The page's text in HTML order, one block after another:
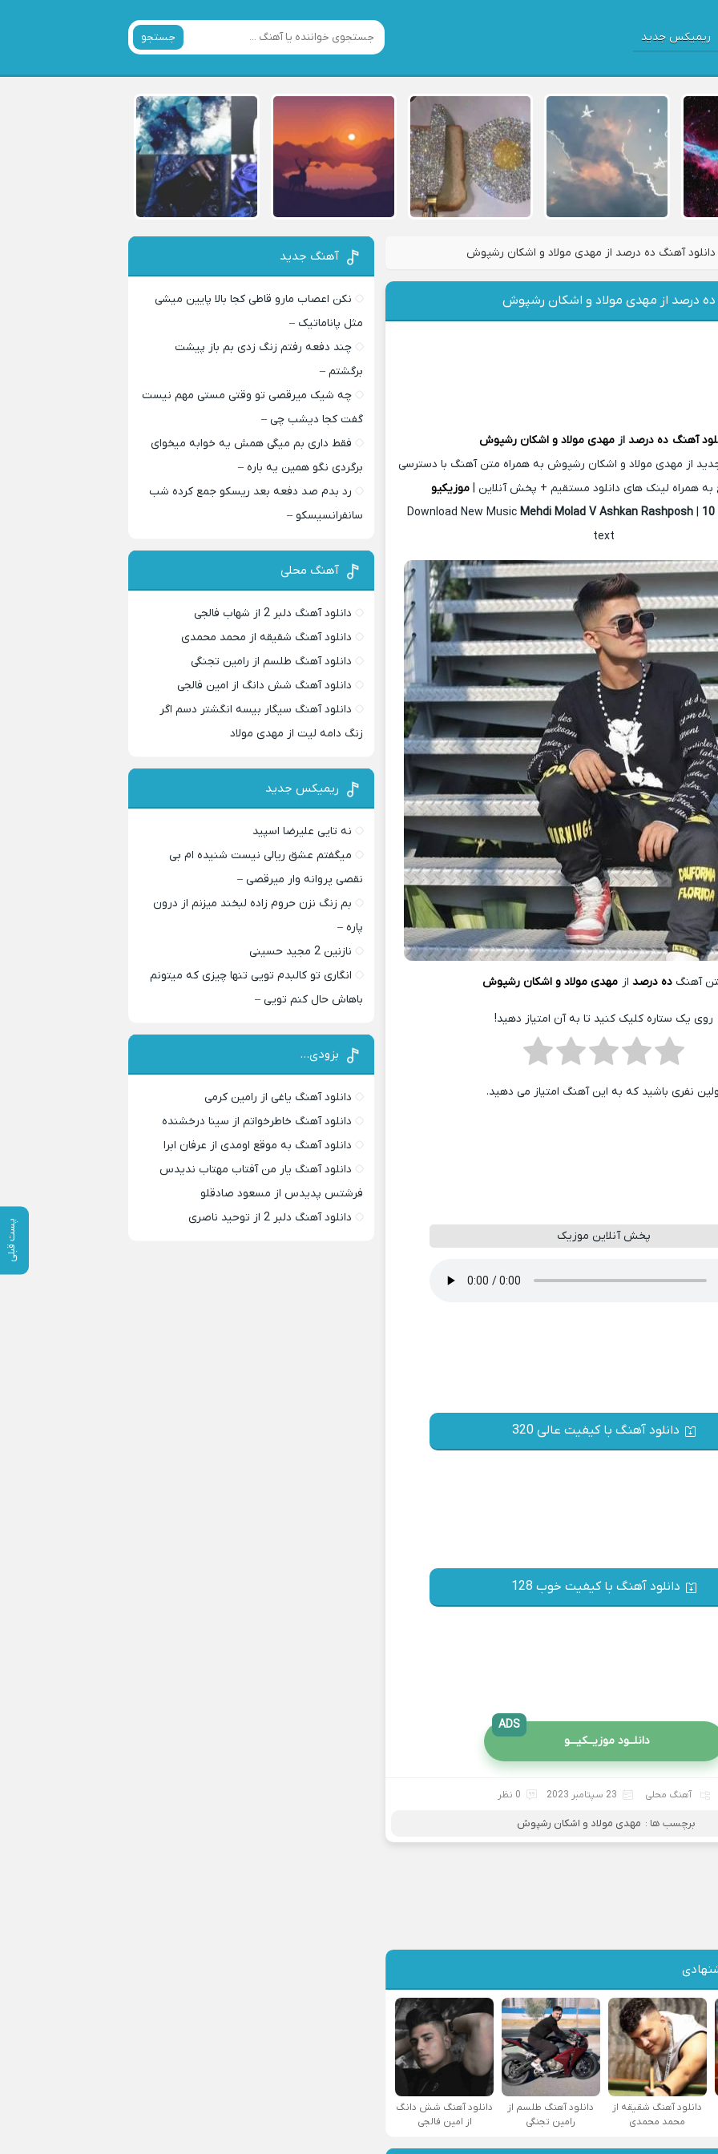
ریمیکس جدید جستجو
دانلود آهنگ ده درصد از مهدی مولاد و اشکان رشپوش
پست قبلی
ده درصد از مهدی مولاد و اشکان رشپوش
آهنگ ده درصد ازمهدی مولاد و اشکان رشپوش
از مهدی مولاد و اشکان رشپوش به همراه متن آهنگ با دسترسی
همراه لینک های دانلود مستقیم + پخش آنلاین | موزیکیو
Download New Music Mehdi Molad V Ashkan Rashposh|
text
آهنگ ده درصد از مهدی مولاد و اشکان رشپوش
روی یک ستاره کلیک کنید تا به آن امتیاز دهید!
نفری باشید که به این آهنگ امتیاز می دهید.
پخش آنلاین موزیک
دانلود آهنگ با کیفیت عالی 320
دانلود آهنگ با کیفیت خوب 128
دانلــود موزیــکیـــو
ADS
آهنگ محلی 23 سپتامبر 2023 0 نظر
برچسب ها : مهدی مولاد و اشکان رشپوش
دانلود آهنگ شقیقه از
محمد محمدی
دانلود آهنگ طلسم از
رامین تجنگی
دانلود آهنگ شش دانگ
از امین فالجی
آهنگ جدید
نکن اعصاب مارو قاطی کجا بالا پایین میشی
مثل پاناماتیک –
چند دفعه رفتم زنگ زدی بم باز پیشت
برگشتم –
چه شیک میرقصی تو وقتی مستی مهم نیست
گفت کجا دیشب چی –
فقط داری بم میگی همش یه خوابه میخوای
برگردی نگو همین یه باره –
رد بدم صد دفعه بعد ریسکو جمع کرده شب
سانفرانسیسکو –
آهنگ محلی
دانلود آهنگ دلبر 2 از شهاب فالجی
دانلود آهنگ شقیقه از محمد محمدی
دانلود آهنگ طلسم از رامین تجنگی
دانلود آهنگ شش دانگ از امین فالجی
دانلود آهنگ سیگار بیسه انگشتر دسم اگر
زنگ دامه لیت از مهدی مولاد
ریمیکس جدید
نه تایی علیرضا اسپید
میگفتم عشق ریالی نیست شنیده ام بی
نقصی پروانه وار میرقصی –
بم زنگ نزن حروم زاده لبخند میزنم از درون
پاره –
نازنین 2 مجید حسینی
انگاری تو کالبدم تویی تنها چیزی که میتونم
باهاش حال کنم تویی –
بزودی…
دانلود آهنگ یاغی از رامین کرمی
دانلود آهنگ خاطرخواتم از سینا درخشنده
دانلود آهنگ به موقع اومدی از عرفان ابرا
دانلود آهنگ یار من آفتاب مهتاب ندیدس
فرشتس پدیدس از مسعود صادقلو
دانلود آهنگ دلبر 2 از توحید ناصری